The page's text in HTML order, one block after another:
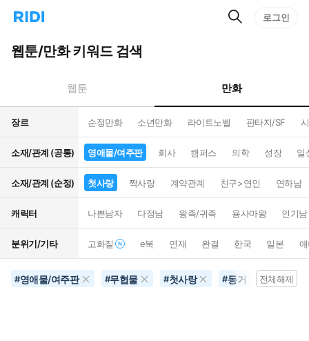
리
홈
으
턴
트
검
로그인
웹툰/만화 키워드 검색
웹툰 만화
장르 순정만화 소년만화 라이트노벨 판타지/SF
소재/관계 (공통) 영애물/여주판 회사 캠퍼스 의학 성장 일
소재/관계 (순정) 첫사랑 짝사랑 계약관계 친구>연인 연하남
캐릭터 나쁜남자 다정남 왕족/귀족 용사마왕 인기남
분위기/기타 고화질 e북 연재 완결 한국 일본
#영애물/여주판 #무협물 #첫사랑 #동거 #초능력
전체해제